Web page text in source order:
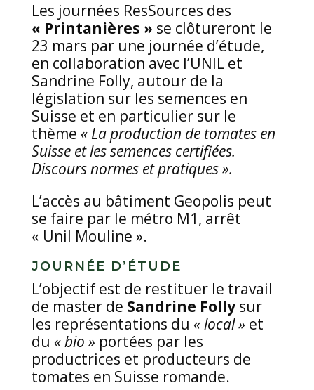
Les journées ResSources des
« Printanières » se clôtureront le
23 mars par une journée d’étude,
en collaboration avec l’UNIL et
Sandrine Folly, autour de la
législation sur les semences en
Suisse et en particulier sur le
thème « La production de tomates en
Suisse et les semences certifiées.
Discours normes et pratiques ».
L’accès au bâtiment Geopolis peut
se faire par le métro M1, arrêt
« Unil Mouline ».
JOURNÉE D’ÉTUDE
L’objectif est de restituer le travail
de master de Sandrine Follysur
les représentations du « local » et
du « bio » portées par les
productrices et producteurs de
tomates en Suisse romande.